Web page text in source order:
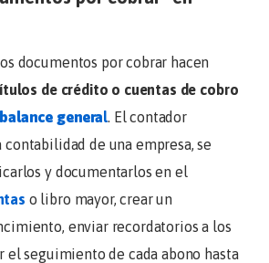
documentos por cobrar hacen
de crédito o cuentas de cobro
balance general. El contador
contabilidad de una empresa, se
y documentarlos en el
o libro mayor, crear un
enviar recordatorios a los
el seguimiento de cada abono hasta